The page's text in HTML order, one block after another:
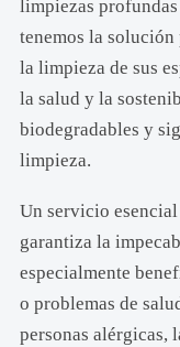
limpiezas
tenemos la solución
la limpieza de sus
la salud y la
biodegradables y
limpieza.
Un servicio
garantiza la
especialmente
o problemas de
personas alérgicas,